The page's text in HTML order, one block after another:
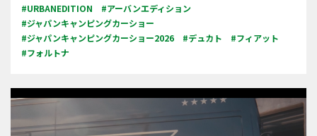
#URBANEDITION
#アーバンエディション
#ジャパンキャンピングカーショー
#ジャパンキャンピングカーショー2026
#デュカト
#フィアット
#フォルトナ